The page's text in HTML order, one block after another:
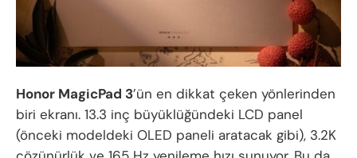
Honor MagicPad 3’ün en dikkat çeken yönlerinden
biri ekranı. 13.3 inç büyüklüğündeki LCD panel
(önceki modeldeki OLED paneli aratacak gibi), 3.2K